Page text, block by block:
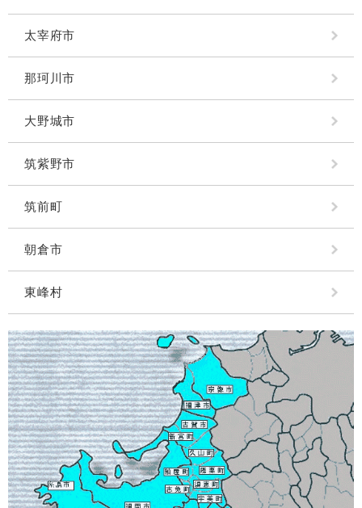
太宰府市
那珂川市
大野城市
筑紫野市
筑前町
朝倉市
東峰村